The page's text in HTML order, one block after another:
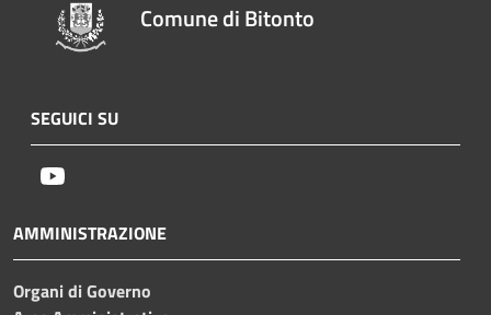
Comune di Bitonto
SEGUICI SU
AMMINISTRAZIONE
Organi di Governo